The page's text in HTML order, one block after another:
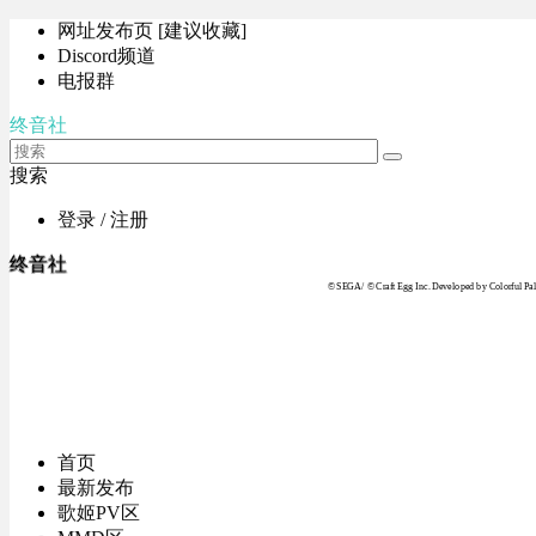
网址发布页 [建议收藏]
Discord频道
电报群
终音社
搜索
登录 / 注册
终音社
© SEGA / © Craft Egg Inc. Developed by Colorful
首页
最新发布
歌姬PV区